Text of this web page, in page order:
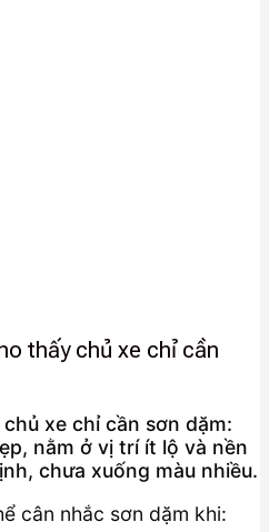
thấy chủ xe chỉ cần
xe chỉ cần sơn dặm:
nằm ở vị trí ít lộ và nền
chưa xuống màu nhiều.
cân nhắc sơn dặm khi: